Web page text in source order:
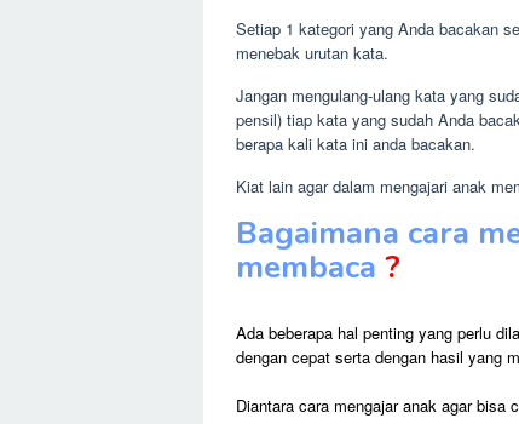
Setiap 1 kategori yang Anda bacakan
menebak urutan kata.
Jangan mengulang-ulang kata yang
pensil) tiap kata yang sudah Anda
berapa kali kata ini anda bacakan.
Kiat lain agar dalam mengajari anak
Bagaimana cara
membaca ?
Ada beberapa hal penting yang perlu
dengan cepat serta dengan hasil yang
Diantara cara mengajar anak agar bisa